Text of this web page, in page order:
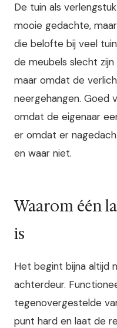
De tuin als
mooie gedachte,
die belofte bij veel
de meubels slecht
maar omdat de
neergehangen. Goed
omdat de eigenaar
er omdat er
en waar niet.
Waarom één
is
Het begint bijna altijd
achterdeur.
tegenovergestelde
punt hard en laat de